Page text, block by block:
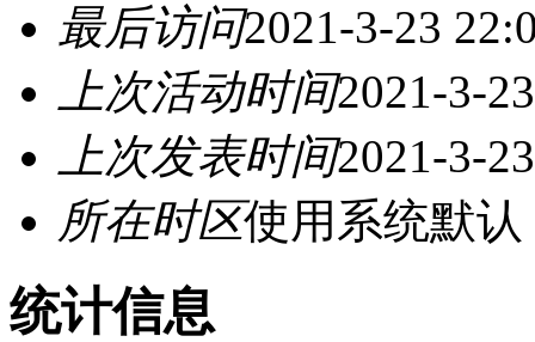
最后访问2021-3-23
上次活动时间2021-3-
上次发表时间2021-3-
所在时区使用系统默认
统计信息